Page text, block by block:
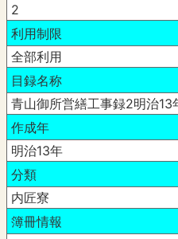
2
利用制限
全部利用
目録名称
青山御所営繕工事録2明治13
作成年
明治13年
分類
内匠寮
簿冊情報